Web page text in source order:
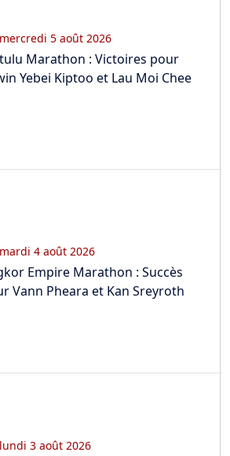
mercredi 5 août 2026
Marathon : Victoires pour
Yebei Kiptoo et Lau Moi Chee
mardi 4 août 2026
Empire Marathon : Succès
Vann Pheara et Kan Sreyroth
lundi 3 août 2026